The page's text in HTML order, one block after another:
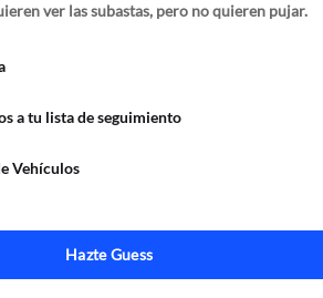
ver las subastas, pero no quieren pujar.
a tu lista de seguimiento
Vehículos
Hazte Guess